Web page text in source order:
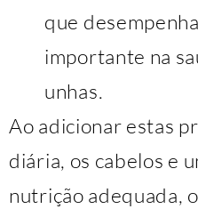
que
importante na
unhas.
Ao adicionar estas
diária, os cabelos e
nutrição adequada,